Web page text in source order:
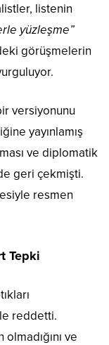
listenin
yüzleşme”
görüşmelerin
versiyonunu
yayınlamış
ve diplomatik
geri çekmişti.
resmen
Tepki
reddetti.
ve